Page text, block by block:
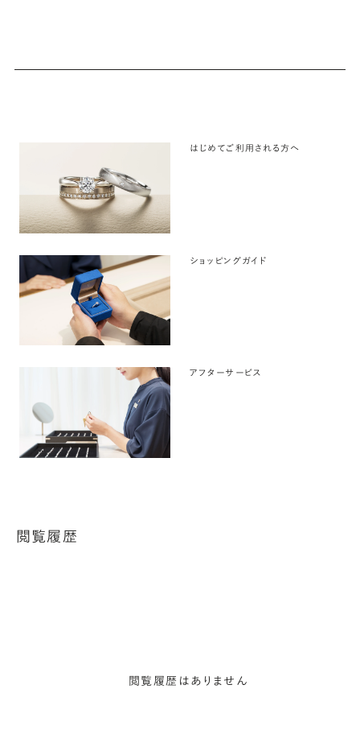
はじめてご利用される方へ
ショッピングガイド
アフターサービス
閲覧履歴
閲覧履歴はありません